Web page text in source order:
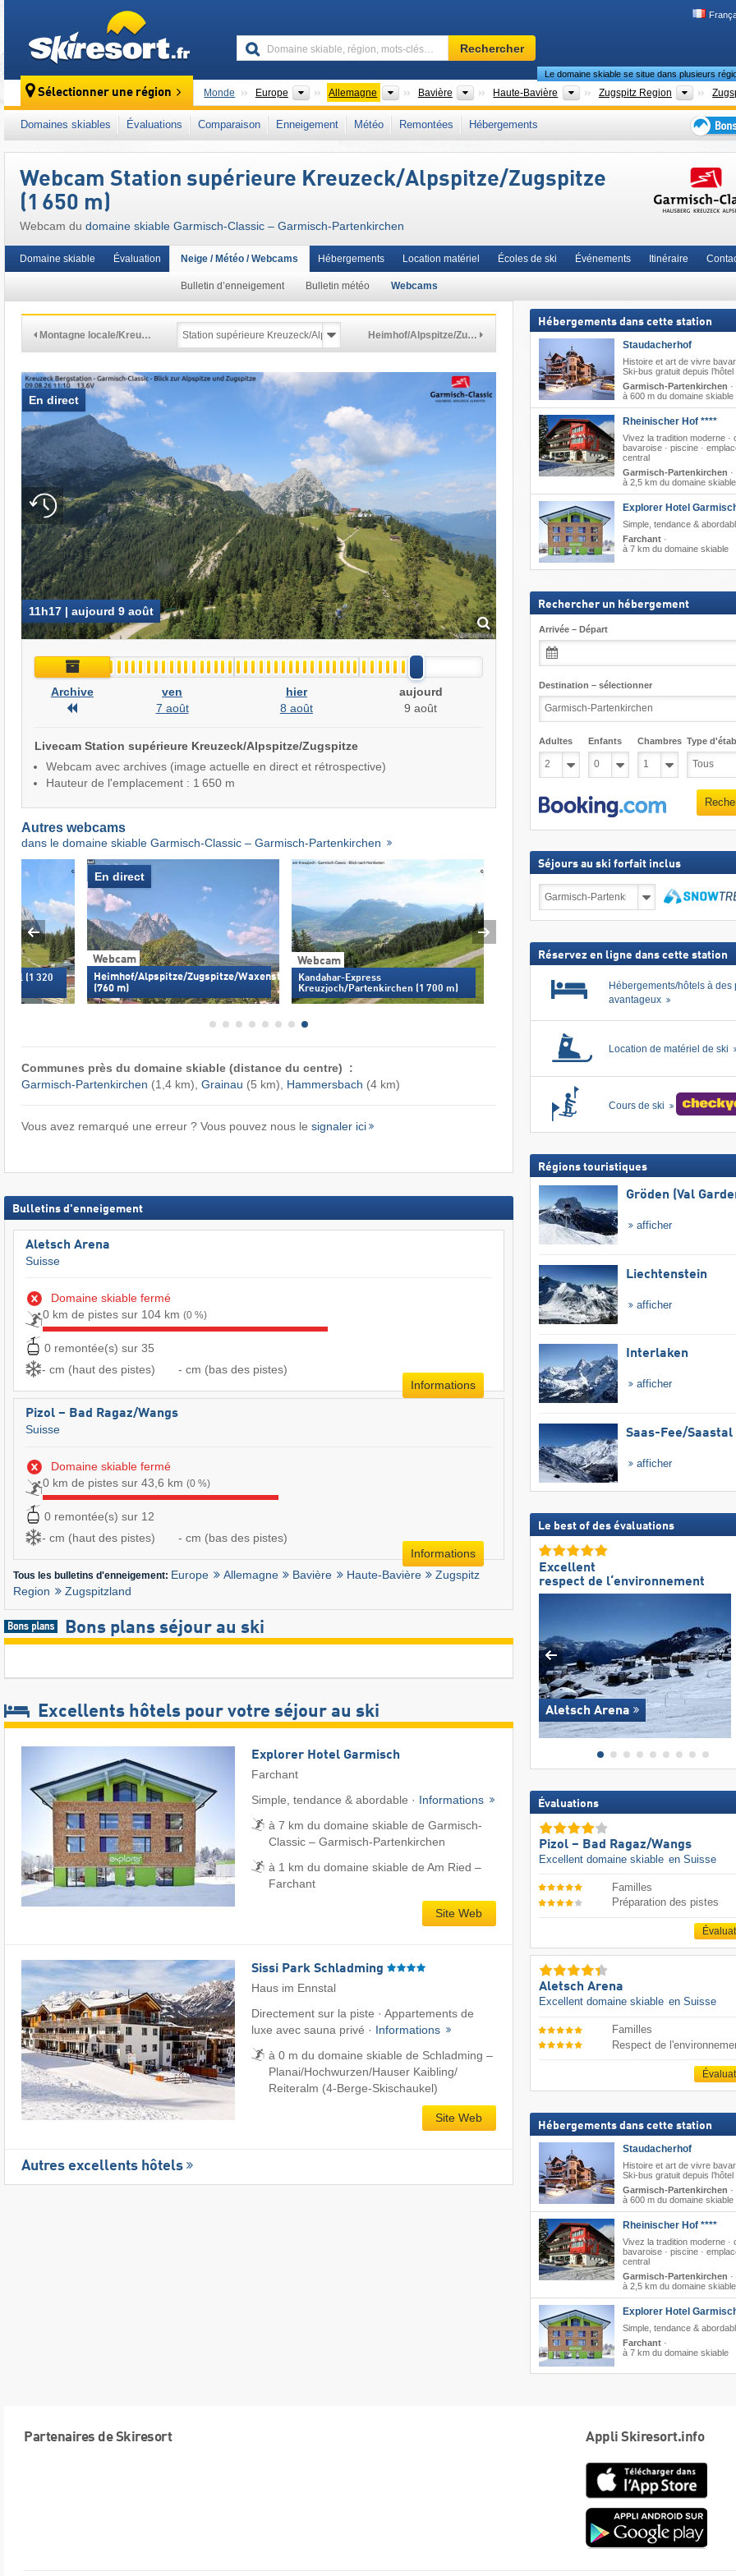
Domaine
skiable,
mots-
clés…
Rechercher
Sélectionner une région Monde Europe Continents
Allemagne PaysBavière États fédéraux (Länder)
Haute-Bavière Districts
Zugspitz Region
Le domaine skiable se situe dans plusieurs
Ce domaine skiable se situe aussi dans : Werdenfelser Land, Zugspitz Arena Bayern-Tirol
Massifs de Wetterstein et de Mieming
Bayerisches Oberland Alpes allemandes Alpes nord-orientales,
Allemagne du Sud, Alpes orientales, Alpes, Europe de l'Ouest, Europe centrale, Union européenne
Domaines skiables Évaluations Comparaison Enneigement Météo Remontées
Hébergements
séjour
au
ski
Webcam Station supérieure Kreuzeck/Alpspitze/Zugspitze
(1 650 m)
Webcam du domaine skiable Garmisch-Classic – Garmisch-Partenkirchen
Domaine skiable Évaluation Neige / Météo / Webcams
Bulletin d’enneigement Bulletin météo Webcams
Hébergements Location matériel Écoles de ski Événements Itinéraire
Montagne locale/Kreu… Heimhof/Alpspitze/Zu…
En direct
11h17 | aujourd 9 août
Archive
Archive
Archive
ven
7 août
hier
8 août
aujourd
9 août
Livecam Station supérieure Kreuzeck/Alpspitze/Zugspitze
Webcam avec archives (image actuelle en direct et rétrospective)
Hauteur de l'emplacement : 1 650 m
Autres webcams
dans le domaine skiable Garmisch-Classic – Garmisch-Partenkirchen
(1 320
Webcam
Heimhof/Alpspitze/Zugspitze/Waxenstein
(760 m)
En direct
Webcam
Kandahar-Express
Kreuzjoch/Partenkirchen (1 700 m)
Communes près du domaine skiable (distance du centre) :
Garmisch-Partenkirchen (1,4 km), Grainau (5 km), Hammersbach (4 km)
Vous avez remarqué une erreur ? Vous pouvez nous le signaler ici
Bulletins d'enneigement
Aletsch Arena
Suisse
Domaine skiable fermé
0 km de pistes sur 104 km (0 %)
0 remontée(s) sur 35
- cm (haut des pistes)
- cm (bas des pistes)
Informations
Pizol – Bad Ragaz/​Wangs
Suisse
Domaine skiable fermé
0 km de pistes sur 43,6 km (0 %)
0 remontée(s) sur 12
- cm (haut des pistes)
- cm (bas des pistes)
Informations
Tous les bulletins d'enneigement: Europe Allemagne Bavière Haute-Bavière
Zugspitz
Region
Zugspitzland
Bons plans séjour au ski
Excellents hôtels pour votre séjour au ski
Explorer Hotel Garmisch
Farchant
Simple, tendance & abordable · Informations
à 7 km du domaine skiable de Garmisch-
Classic – Garmisch-Partenkirchen
à 1 km du domaine skiable de Am Ried –
Farchant
Site Web
Sissi Park Schladming
Haus im Ennstal
Directement sur la piste · Appartements de
luxe avec sauna privé · Informations
à 0 m du domaine skiable de Schladming –
Planai/​Hochwurzen/​Hauser Kaibling/​
Reiteralm (4-Berge-Skischaukel)
Site Web
Autres excellents hôtels
Hébergements dans cette station
Staudacherhof
Histoire et art de vivre
Ski-bus gratuit depuis l’hôtel
Garmisch-Partenkirchen ·
à 600 m du domaine skiable
Rheinischer Hof ****
Vivez la tradition moderne ·
bavaroise · piscine ·
central
Garmisch-Partenkirchen ·
à 2,5 km du domaine skiable
Explorer Hotel
Simple, tendance &
Farchant·
à 7 km du domaine skiable
Rechercher un hébergement
Arrivée – Départ
Destination – sélectionner
Adultes Enfants Chambres Type
Séjours au ski forfait inclus
au
Réservez en ligne dans cette station
Hébergements/hôtels à des
avantageux
Location de matériel de ski
Cours de ski
Régions touristiques
Gröden (Val
afficher
Liechtenstein
afficher
Interlaken
afficher
Saas-Fee/​Saastal
afficher
Le best of des évaluations
Excellent
respect de l‘environnement
Aletsch Arena
Évaluations
Pizol – Bad Ragaz/​Wangs
Excellent domaine skiable en Suisse
Familles
Préparation des pistes
Aletsch Arena
Excellent domaine skiable en Suisse
Familles
Respect de
Hébergements dans cette station
Staudacherhof
Histoire et art de vivre
Ski-bus gratuit depuis l’hôtel
Garmisch-Partenkirchen ·
à 600 m du domaine skiable
Rheinischer Hof ****
Vivez la tradition moderne ·
bavaroise · piscine ·
central
Garmisch-Partenkirchen ·
à 2,5 km du domaine skiable
Explorer Hotel
Simple, tendance &
Farchant·
à 7 km du domaine skiable
Partenaires de Skiresort Appli Skiresort.info
App